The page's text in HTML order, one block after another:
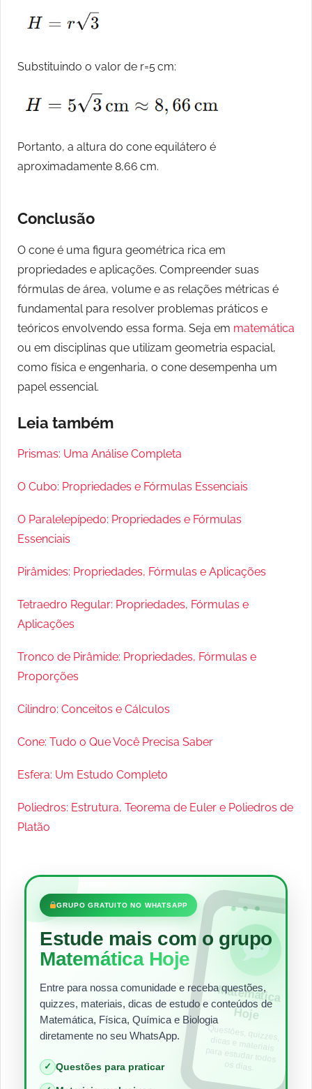
Substituindo o valor de r=5 cm:
Portanto, a altura do cone equilátero é
aproximadamente 8,66 cm.
Conclusão
O cone é uma figura geométrica rica em
propriedades e aplicações. Compreender suas
fórmulas de área, volume e as relações métricas é
fundamental para resolver problemas práticos e
teóricos envolvendo essa forma. Seja em matemática
ou em disciplinas que utilizam geometria espacial,
como física e engenharia, o cone desempenha um
papel essencial.
Leia também
Prismas: Uma Análise Completa
O Cubo: Propriedades e Fórmulas Essenciais
O Paralelepípedo: Propriedades e Fórmulas
Essenciais
Pirâmides: Propriedades, Fórmulas e Aplicações
Tetraedro Regular: Propriedades, Fórmulas e
Aplicações
Tronco de Pirâmide: Propriedades, Fórmulas e
Proporções
Cilindro: Conceitos e Cálculos
Cone: Tudo o Que Você Precisa Saber
Esfera: Um Estudo Completo
Poliedros: Estrutura, Teorema de Euler e Poliedros de
Platão
•••
GRUPO GRATUITO NO WHATSAPP
Estude mais com o grupo
Matemática Hoje
Entre para nossa comunidade e receba questões,
quizzes, materiais, dicas de estudo e conteúdos de
Matemática, Física, Química e Biologia
diretamente no seu WhatsApp.
✓ Questões para praticar
Matem
ática
Hoje
Questões, quizzes,
dicas e materiais
para estudar todos
os dias.